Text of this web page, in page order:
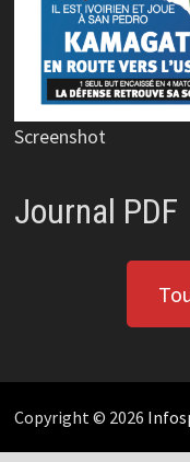
Screenshot
Journal PDF
Copyright © 2026